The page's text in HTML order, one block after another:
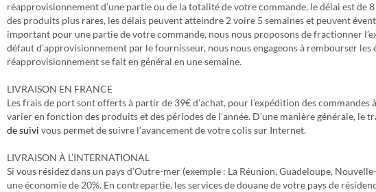
réapprovisionnement d’une partie ou de la totalité de votre commande, le délai est de
des produits plus rares, les délais peuvent atteindre 2 voire 5 semaines et peuvent
important pour une partie de votre commande, nous nous proposons de fractionner
défaut d’approvisionnement par le fournisseur, nous nous engageons à rembourser
réapprovisionnement se fait en général en une semaine.
LIVRAISON EN FRANCE
Les frais de port sont offerts à partir de 39€ d’achat, pour l’expédition des
varier en fonction des produits et des périodes de l’année. D’une manière générale,
de suivi vous permet de suivre l’avancement de votre colis sur Internet.
LIVRAISON À L’INTERNATIONAL
Si vous résidez dans un pays d’Outre-mer (exemple : La Réunion, Guadeloupe,
une économie de 20%. En contrepartie, les services de douane de votre pays de